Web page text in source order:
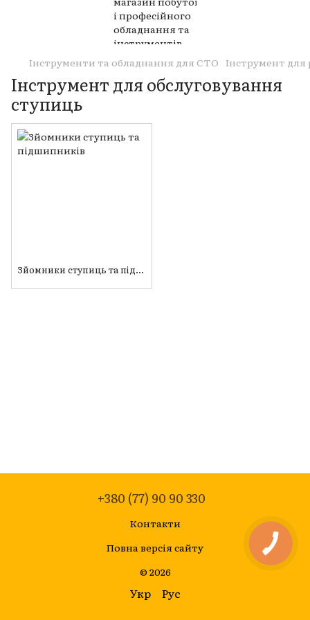
Інструменти та обладнання для СТО Інструмент для
Інструмент для обслуговування
ступиць
Зйомники ступиць та підшипників
+380 (77) 90 90 330
Контакти
Повна версія сайту
© 2026
Укр Рус